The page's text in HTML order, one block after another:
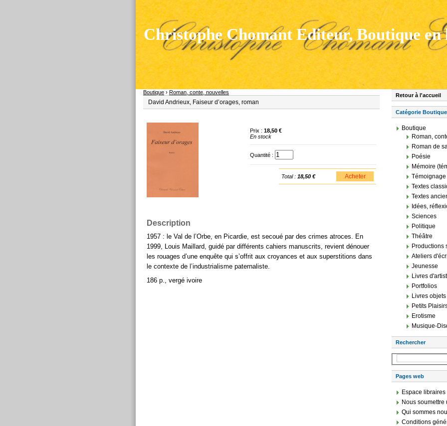
Christophe Chomant Editeur, Boutique en
Boutique › Roman, conte, nouvelles
David Andrieux, Faiseur d’orages, roman
Prix : 18,50 €
En stock
Quantité :
Total : 18,50 € Acheter
Description
1957 : le Val de l’Orbe, en Picardie, est secoué par des crimes atroces. En
1999, Louis Maillard, guidé par différents cahiers manuscrits, revient dénouer
les rouages d’une enquête qui s’offrit aux croyances et aux superstitions dans
le contexte de l’industrialisme paternaliste.
186 p., vergé ivoire
Retour à l'accueil
Catégorie Boutique
Boutique
Roman,
Roman de
Poésie
Mémoire
Textes
Textes
Idées,
Sciences
Politique
Théâtre
Productions
Ateliers
Jeunesse
Livres
Portfolios
Livres
Petits
Erotisme
Musique-
Rechercher
Pages web
Espace libraires
Nous soumettre
Qui sommes
Conditions